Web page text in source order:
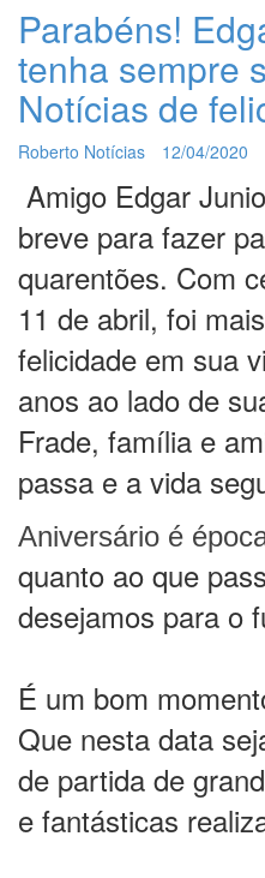
Parabéns!
tenha sempre
Notícias de
Roberto Notícias 12/04/2020
Amigo Edgar
breve para fazer
quarentões. Com
11 de abril, foi
felicidade em sua
anos ao lado de
Frade, família e
passa e a vida
Aniversário é
quanto ao que
desejamos para o
É um bom
Que nesta data
de partida de
e fantásticas